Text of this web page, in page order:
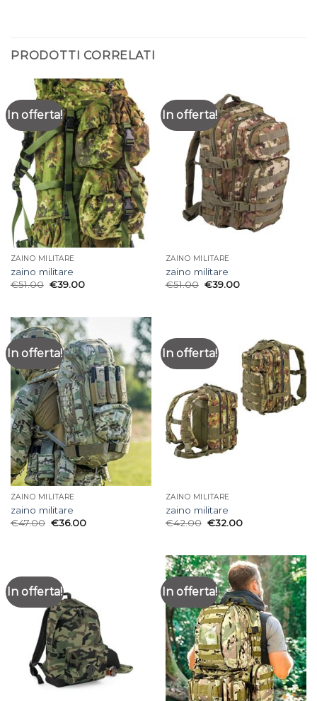
PRODOTTI CORRELATI
In offerta!
ZAINO MILITARE
zaino militare
€51.00 €39.00
In offerta!
ZAINO MILITARE
zaino militare
€51.00 €39.00
In offerta!
ZAINO MILITARE
zaino militare
€47.00 €36.00
In offerta!
ZAINO MILITARE
zaino militare
€42.00 €32.00
In offerta! In offerta!